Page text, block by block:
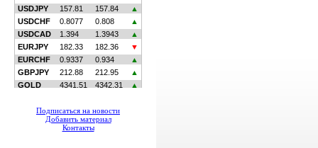
Подписаться на новости
Добавить материал
Контакты